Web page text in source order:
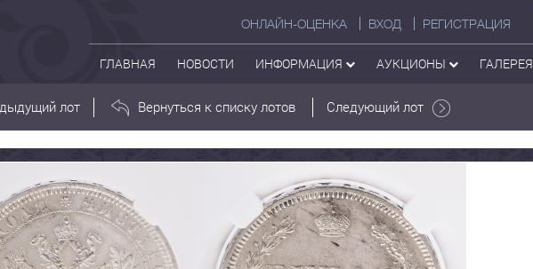
ОНЛАЙН-ОЦЕНКА ВХОД РЕГИСТРАЦИЯ
ГЛАВНАЯ НОВОСТИ ИНФОРМАЦИЯ АУКЦИОНЫ ГАЛЕРЕЯ
лот Вернуться к списку лотов Следующий лот